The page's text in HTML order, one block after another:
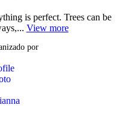
is perfect. Trees can be
View more
por